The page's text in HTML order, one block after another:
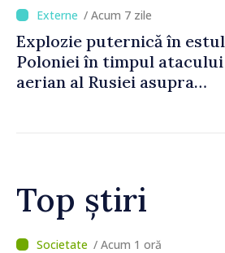
/ Acum 7 zile
Explozie puternică în estul
Poloniei în timpul atacului
aerian al Rusiei asupra
Top știri
/ Acum 15 minute